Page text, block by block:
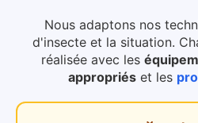
Nous adaptons nos
d'insecte et la situation.
réalisée avec les
appropriés et les